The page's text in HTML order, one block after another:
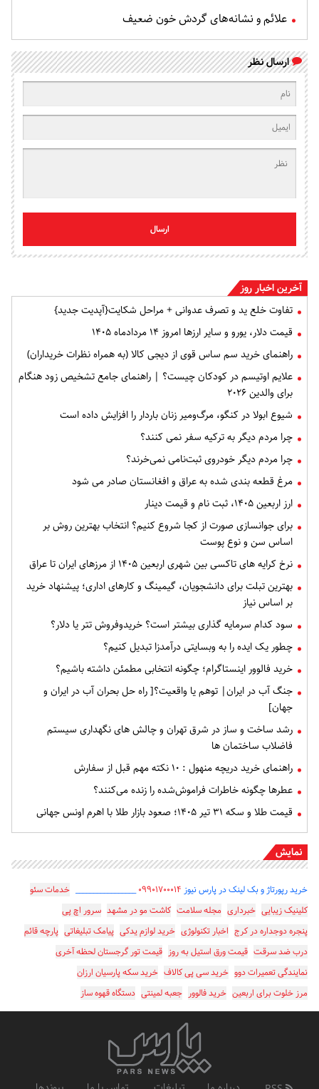
علائم و نشانه‌های گردش خون ضعیف
ارسال نظر
ارسال
آخرین اخبار روز
تفاوت خلع ید و تصرف عدوانی + مراحل شکایت{آپدیت جدید}
قیمت دلار، یورو و سایر ارزها امروز ۱۴ مردادماه ۱۴۰۵
راهنمای خرید سم ساس قوی از دیجی کالا (به همراه نظرات خریداران)
علایم اوتیسم در کودکان چیست؟ | راهنمای جامع تشخیص زود هنگام
برای والدین ۲۰۲۶
شیوع ابولا در کنگو، مرگ‌ومیر زنان باردار را افزایش داده است
چرا مردم دیگر به ترکیه سفر نمی کنند؟
چرا مردم دیگر خودروی ثبت‌نامی نمی‌خرند؟
مرغ قطعه‌ بندی شده به عراق و افغانستان صادر می شود
ارز اربعین ۱۴۰۵، ثبت‌ نام و قیمت دینار
برای جوانسازی صورت از کجا شروع کنیم؟ انتخاب بهترین روش بر
اساس سن و نوع پوست
نرخ کرایه های تاکسی بین شهری اربعین ۱۴۰۵ از مرزهای ایران تا عراق
بهترین تبلت برای دانشجویان، گیمینگ و کارهای اداری؛ پیشنهاد خرید
بر اساس نیاز
سود کدام سرمایه گذاری بیشتر است؟ خریدوفروش تتر یا دلار؟
چطور یک ایده را به وبسایتی درآمدزا تبدیل کنیم؟
خرید فالوور اینستاگرام؛ چگونه انتخابی مطمئن داشته باشیم؟
جنگ آب در ایران| توهم یا واقعیت؟[ راه حل بحران آب در ایران و
جهان]
رشد ساخت و ساز در شرق تهران و چالش های نگهداری سیستم
فاضلاب ساختمان ها
راهنمای خرید دریچه منهول : ۱۰ نکته مهم قبل از سفارش
عطرها چگونه خاطرات فراموش‌شده را زنده می‌کنند؟
قیمت طلا و سکه ۳۱ تیر ۱۴۰۵؛ صعود بازار طلا با اهرم اونس جهانی
نمایش
خرید رپورتاژ و بک لینک در پارس نیوز ۰۹۹۰۱۷۰۰۰۱۴_________________ خدمات سئو
کلینیک زیبایی خبرداری مجله سلامت کاشت مو در مشهد سرور اچ پی
پنجره دوجداره در کرج اخبار تکنولوژی خرید لوازم یدکی پیامک تبلیغاتی پارچه قائم
درب ضد سرقت قیمت ورق استیل به روز قیمت تور گرجستان لحظه آخری
نمایندگی تعمیرات دوو خرید سی پی کالاف خرید سکه پارسیان ارزان
مرز خلوت برای اربعین خرید فالوور جعبه لمینتی دستگاه قهوه ساز